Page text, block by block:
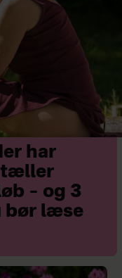
har
– og 3
bør læse